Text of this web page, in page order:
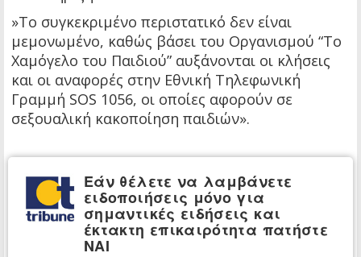
»Το συγκεκριμένο περιστατικό δεν είναι
μεμονωμένο, καθώς βάσει του Οργανισμού “Το
Χαμόγελο του Παιδιού” αυξάνονται οι κλήσεις
και οι αναφορές στην Εθνική Τηλεφωνική
Γραμμή SOS 1056, οι οποίες αφορούν σε
σεξουαλική κακοποίηση παιδιών».
Εάν θέλετε να λαμβάνετε
ειδοποιήσεις μόνο για
σημαντικές ειδήσεις και
έκτακτη επικαιρότητα πατήστε
ΝΑΙ